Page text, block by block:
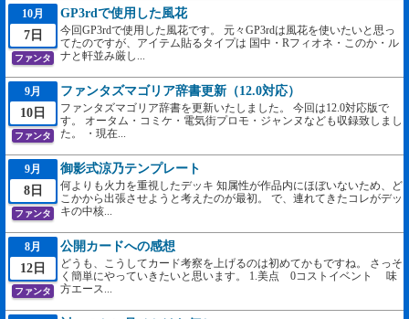
10月
7日
ファンタ
GP3rdで使用した風花
今回GP3rdで使用した風花です。 元々GP3rdは風花を使いたいと思っ
てたのですが、アイテム貼るタイプは 国中・Rフィオネ・このか・ル
ナと軒並み厳し...
9月
10日
ファンタ
ファンタズマゴリア辞書更新（12.0対応）
ファンタズマゴリア辞書を更新いたしました。 今回は12.0対応版で
す。 オータム・コミケ・電気街プロモ・ジャンヌなども収録致しまし
た。 ・現在...
9月
8日
ファンタ
御影式涼乃テンプレート
何よりも火力を重視したデッキ 知属性が作品内にほぼいないため、ど
こかから出張させようと考えたのが最初。 で、連れてきたコレがデッ
キの中核...
8月
12日
ファンタ
公開カードへの感想
どうも、こうしてカード考察を上げるのは初めてかもですね。 さっそ
く簡単にやっていきたいと思います。 1.美点 0コストイベント 味
方エース...